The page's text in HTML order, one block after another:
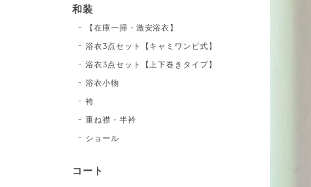
和装
【在庫一掃・激安浴衣】
浴衣3点セット【キャミワンピ式】
浴衣3点セット【上下巻きタイプ】
浴衣小物
袴
重ね襟・半衿
ショール
コート